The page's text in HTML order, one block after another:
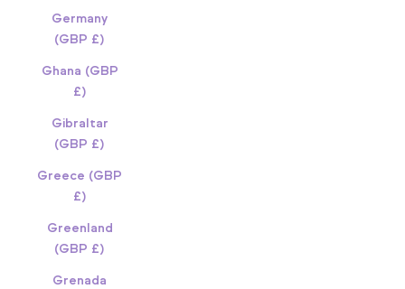
Germany
(GBP £)
Ghana (GBP
£)
Gibraltar
(GBP £)
Greece (GBP
£)
Greenland
(GBP £)
Grenada